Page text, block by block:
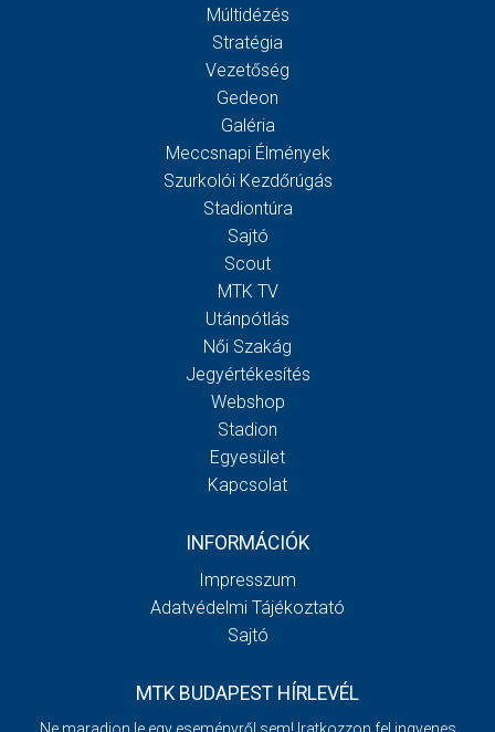
Múltidézés
Stratégia
Vezetőség
Gedeon
Galéria
Meccsnapi Élmények
Szurkolói Kezdőrúgás
Stadiontúra
Sajtó
Scout
MTK TV
Utánpótlás
Női Szakág
Jegyértékesítés
Webshop
Stadion
Egyesület
Kapcsolat
INFORMÁCIÓK
Impresszum
Adatvédelmi Tájékoztató
Sajtó
MTK BUDAPEST HÍRLEVÉL